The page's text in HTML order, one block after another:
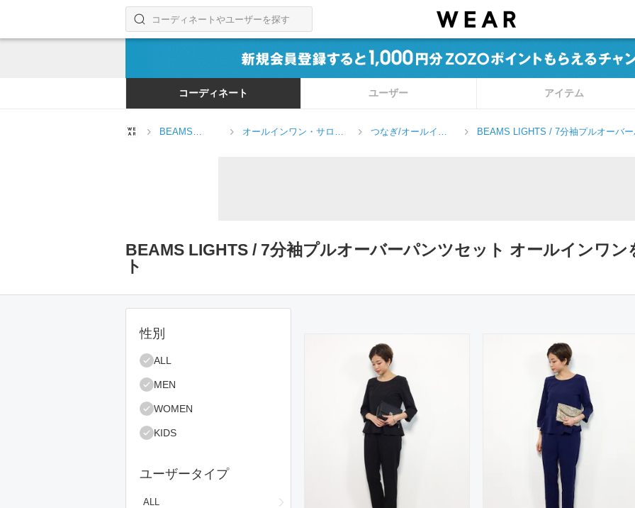
コーディネートやユーザーを探す
検索する
コーディネート ユーザー アイテム
BEAMS
オールインワン・サロペ
つなぎ/オールイン
BEAMS LIGHTS / 7分袖プルオーバ
BEAMS LIGHTS / 7分袖プルオーバーパンツセット オールインワ
ト
絞り込み条件
性別
ALL
MEN
WOMEN
KIDS
ユーザータイプ
ALL